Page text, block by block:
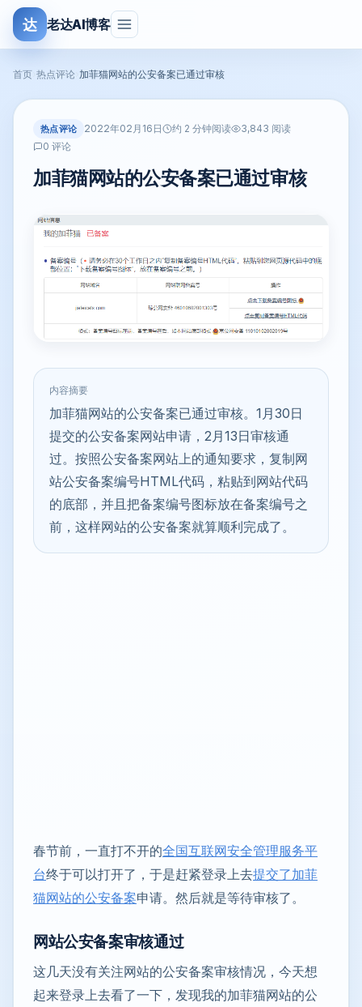
达 老达AI博客
首页 热点评论 加菲猫网站的公安备案已通过审核
热点评论 2022年02月16日 约 2 分钟阅读
3,843 阅读
0 评论
加菲猫网站的公安备案已通过审核
内容摘要
加菲猫网站的公安备案已通过审核。1月30日
提交的公安备案网站申请，2月13日审核通
过。按照公安备案网站上的通知要求，复制网
站公安备案编号HTML代码，粘贴到网站代码
的底部，并且把备案编号图标放在备案编号之
前，这样网站的公安备案就算顺利完成了。
春节前，一直打不开的全国互联网安全管理服务平
台终于可以打开了，于是赶紧登录上去提交了加菲
猫网站的公安备案申请。然后就是等待审核了。
网站公安备案审核通过
这几天没有关注网站的公安备案审核情况，今天想
起来登录上去看了一下，发现我的加菲猫网站的公